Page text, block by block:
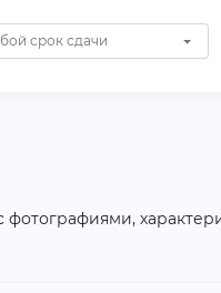
срок сдачи